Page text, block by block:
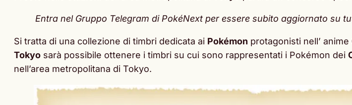
Entra nel Gruppo Telegram di PokéNext per essere subito aggiornato su
Si tratta di una collezione di timbri dedicata ai Pokémon protagonisti nell’ anime
Tokyo sarà possibile ottenere i timbri su cui sono rappresentati i Pokémon dei
nell’area metropolitana di Tokyo.